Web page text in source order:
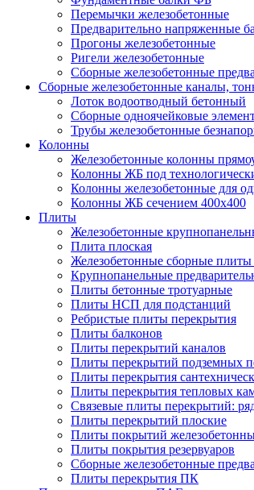
Перемычки железобетонные
Предварительно напряженные
Прогоны железобетонные
Ригели железобетонные
Сборные железобетонные
Сборные железобетонные каналы,
Лоток водоотводный бетонный
Сборные одноячейковые
Трубы железобетонные
Колонны
Железобетонные колонны
Колонны ЖБ под
Колонны железобетонные для
Колонны ЖБ сечением 400х400
Плиты
Железобетонные
Плита плоская
Железобетонные сборные
Крупнопанельные
Плиты бетонные тротуарные
Плиты НСП для подстанций
Ребристые плиты перекрытия
Плиты балконов
Плиты перекрытий каналов
Плиты перекрытий подземных
Плиты перекрытия
Плиты перекрытия тепловых
Связевые плиты перекрытий:
Плиты перекрытий плоские
Плиты покрытий
Плиты покрытия резервуаров
Сборные железобетонные
Плиты перекрытия ПК